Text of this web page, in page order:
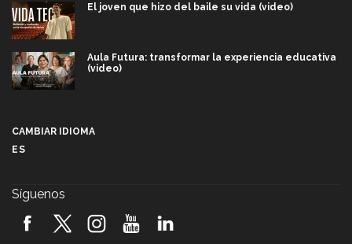
El joven que hizo del baile su vida (video)
Aula Futura: transformar la experiencia educativa
(video)
2026! (video)
CAMBIAR IDIOMA
ES
Síguenos